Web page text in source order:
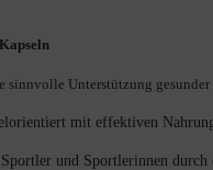
Unterstützung
mit effektiven
und Sportlerinnen